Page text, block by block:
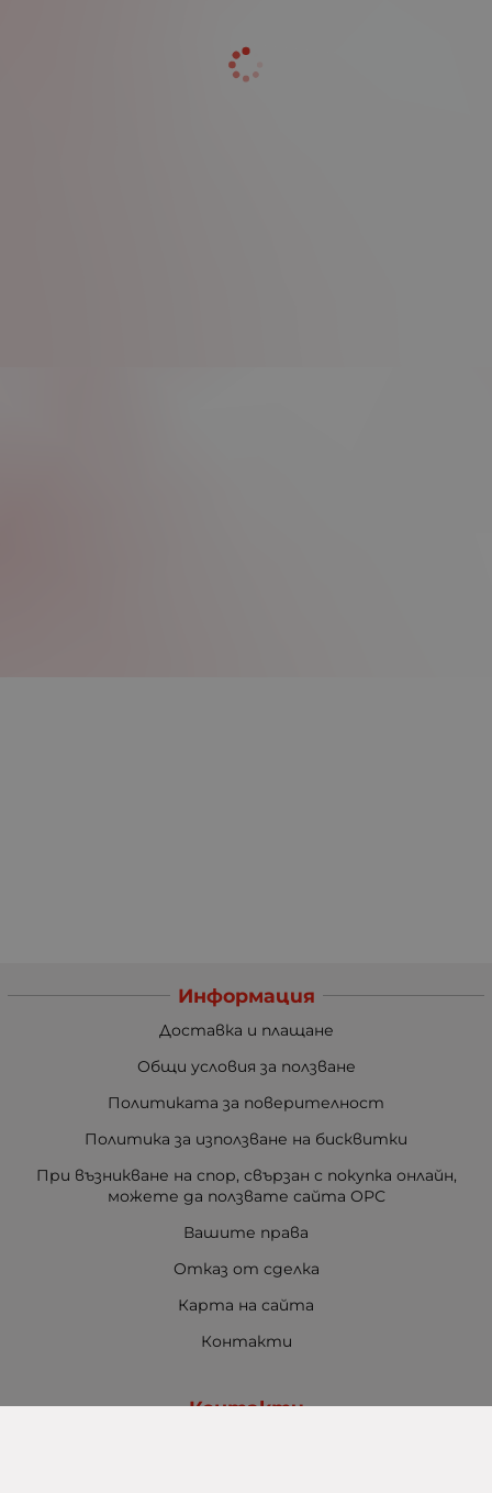
Информация
Доставка и плащане
Общи условия за ползване
Политиката за поверителност
Политика за използване на бисквитки
При възникване на спор, свързан с покупка онлайн,
можете да ползвате сайта ОРС
Вашите права
Отказ от сделка
Карта на сайта
Контакти
Контакти